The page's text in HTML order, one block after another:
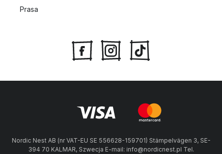
Prasa
Nordic Nest AB (nr VAT-EU SE 556628-159701) Stämpelvägen 3, SE-
394 70 KALMAR, Szwecja E-mail: info@nordicnest.pl Tel.